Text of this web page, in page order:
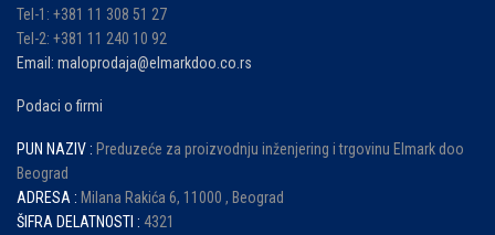
Tel-1: +381 11 308 51 27
Tel-2: +381 11 240 10 92
Email: maloprodaja@elmarkdoo.co.rs
Podaci o firmi
PUN NAZIV : Preduzeće za proizvodnju inženjering i trgovinu Elmark doo
Beograd
ADRESA : Milana Rakića 6, 11000 , Beograd
ŠIFRA DELATNOSTI : 4321